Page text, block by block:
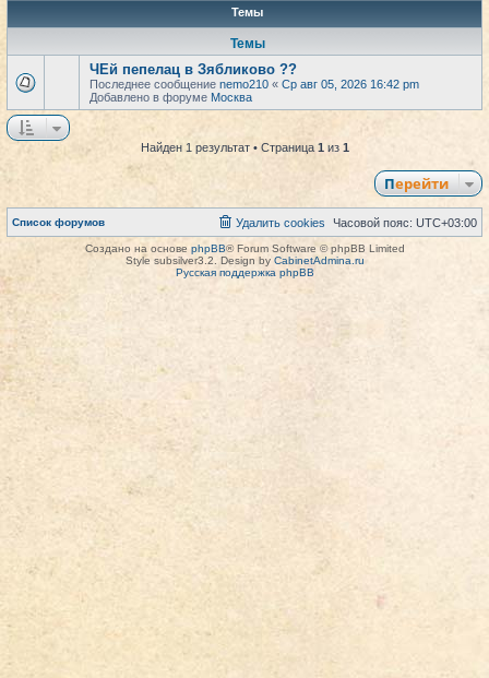
Темы
Темы
ЧЕй пепелац в Зябликово ??
Последнее сообщение nemo210 « Ср авг 05, 2026 16:42 pm
Добавлено в форуме Москва
Найден 1 результат • Страница 1из 1
Перейти
Список форумов Часовой пояс: UTC+03:00
Удалить cookies
Создано на основе phpBB® Forum Software © phpBB Limited
Style subsilver3.2. Design by CabinetAdmina.ru
Русская поддержка phpBB